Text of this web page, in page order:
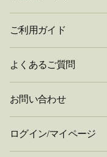
ご利用ガイド
よくあるご質問
お問い合わせ
ログイン/マイページ